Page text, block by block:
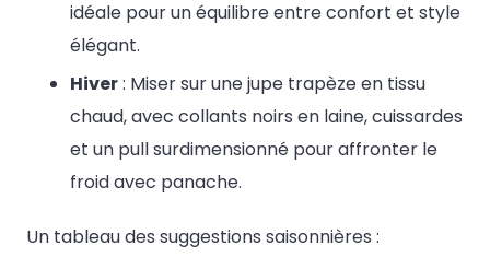
idéale pour un équilibre entre confort et style
élégant.
Hiver: Miser sur une jupe trapèze en tissu
chaud, avec collants noirs en laine, cuissardes
et un pull surdimensionné pour affronter le
froid avec panache.
Un tableau des suggestions saisonnières :